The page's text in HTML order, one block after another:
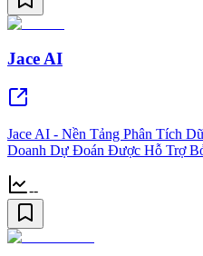
Jace AI
Jace AI - Nền Tảng Phân Tích
Doanh Dự Đoán Được Hỗ Trợ
--